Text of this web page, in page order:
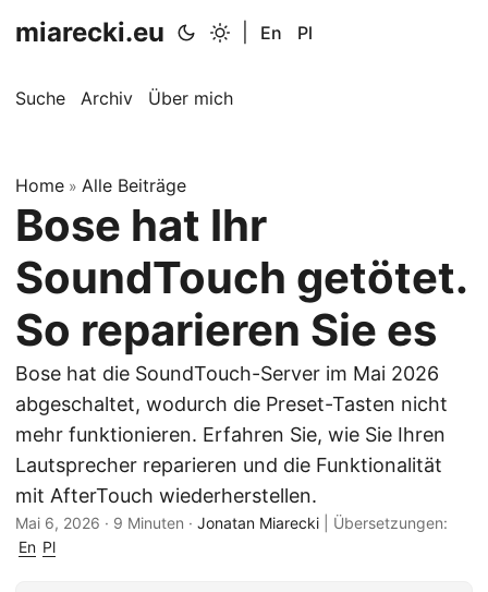
miarecki.eu En Pl
Suche Archiv Über mich
Home » Alle Beiträge
Bose hat Ihr
SoundTouch getötet.
So reparieren Sie es
Bose hat die SoundTouch-Server im Mai 2026
abgeschaltet, wodurch die Preset-Tasten nicht
mehr funktionieren. Erfahren Sie, wie Sie Ihren
Lautsprecher reparieren und die Funktionalität
mit AfterTouch wiederherstellen.
Mai 6, 2026 · 9 Minuten · Jonatan Miarecki
Übersetzungen:
En Pl